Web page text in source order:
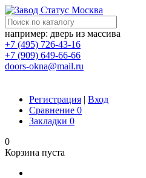
например: дверь из массива
+7 (495) 726-43-16
+7 (909) 649-66-66
doors-okna@mail.ru
Регистрация | Вход
Сравнение 0
Закладки 0
0
Корзина пуста